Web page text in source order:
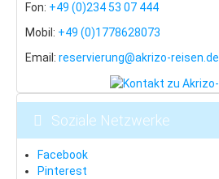
Last Minute
Neklid
Böhmerwald
Fon: +49 (0)234 53 07 444
Mobil: +49 (0)1778628073
Email: reservierung@akrizo-reisen.de
Soziale Netzwerke
Facebook
Pinterest